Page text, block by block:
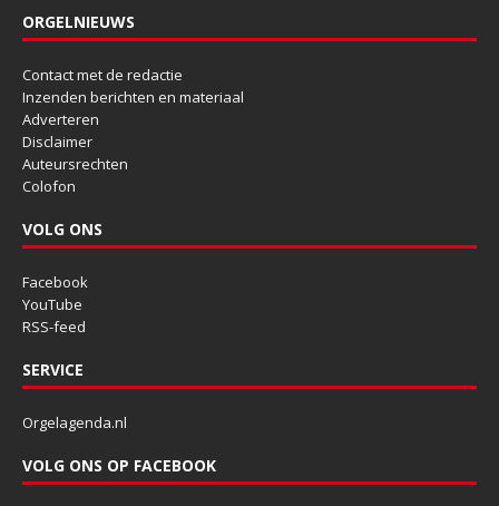
ORGELNIEUWS
Contact met de redactie
Inzenden berichten en materiaal
Adverteren
Disclaimer
Auteursrechten
Colofon
VOLG ONS
Facebook
YouTube
RSS-feed
SERVICE
Orgelagenda.nl
VOLG ONS OP FACEBOOK